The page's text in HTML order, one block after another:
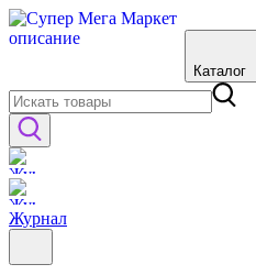
Каталог
Журнал